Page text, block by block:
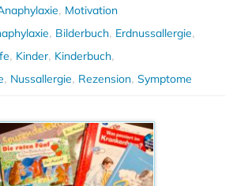
, Motivation
, Bilderbuch, Erdnussallergie,
, Kinder, Kinderbuch,
, Nussallergie, Rezension, Symptome